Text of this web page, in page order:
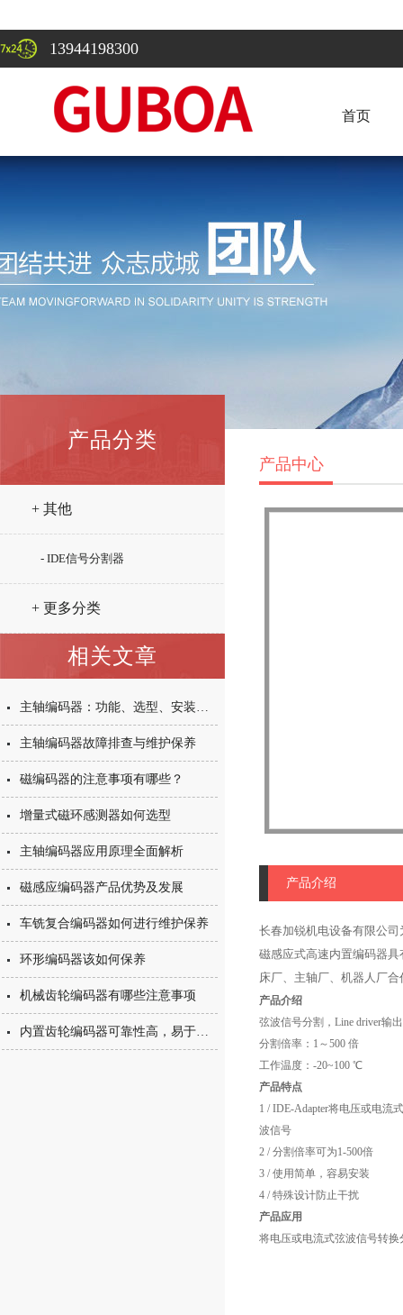
13944198300
首页
产品分类
+ 其他
- IDE信号分割器
+ 更多分类
相关文章
主轴编码器：功能、选型、安装与维护全解析
主轴编码器故障排查与维护保养
磁编码器的注意事项有哪些？
增量式磁环感测器如何选型
主轴编码器应用原理全面解析
磁感应编码器产品优势及发展
车铣复合编码器如何进行维护保养
环形编码器该如何保养
机械齿轮编码器有哪些注意事项
内置齿轮编码器可靠性高，易于操作
产品中心
产品介绍
长春加锐机电设备有限公
磁感应式高速内置编码器
床厂、主轴厂、机器人厂
产品介绍
弦波信号分割，Line driver输
分割倍率：1～500 倍
工作温度：-20~100 ℃
产品特点
1 / IDE-Adapter将电压或电流
波信号
2 / 分割倍率可为1-500倍
3 / 使用简单，容易安装
4 / 特殊设计防止干扰
产品应用
将电压或电流式弦波信号转